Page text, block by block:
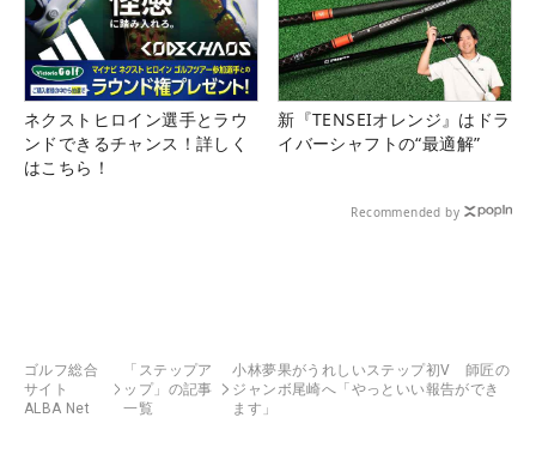
ネクストヒロイン選手とラウ
ンドできるチャンス！詳しく
はこちら！
新『TENSEIオレンジ』はドラ
イバーシャフトの“最適解”
Recommended by
ゴルフ総合
サイト
ALBA Net
「ステップア
ップ」の記事
一覧
小林夢果がうれしいステップ初V 師匠の
ジャンボ尾崎へ「やっといい報告ができ
ます」